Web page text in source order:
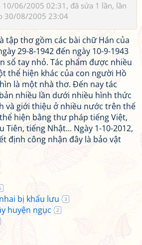
10/06/2005 02:31, đã sửa 1 lần, lần
30/08/2005 23:04
tập thơ gồm các bài chữ Hán của
29-8-1942 đến ngày 10-9-1943
sổ tay nhỏ. Tác phẩm được nhiều
thể hiện khác của con người Hồ
là một nhà thơ. Đến nay tác
nhiều lần dưới nhiều hình thức
và giới thiệu ở nhiều nước trên thế
hiện bằng thư pháp tiếng Việt,
Tiên, tiếng Nhật... Ngày 1-10-2012,
định công nhận đây là bảo vật
bị khấu lưu 3
huyện ngục 2